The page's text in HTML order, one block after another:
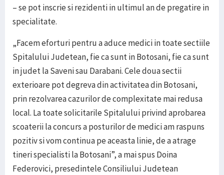
– se pot inscrie si rezidenti in ultimul an de pregatire in
specialitate.
„Facem eforturi pentru a aduce medici in toate sectiile
Spitalului Judetean, fie ca sunt in Botosani, fie ca sunt
in judet la Saveni sau Darabani. Cele doua sectii
exterioare pot degreva din activitatea din Botosani,
prin rezolvarea cazurilor de complexitate mai redusa
local. La toate solicitarile Spitalului privind aprobarea
scoaterii la concurs a posturilor de medici am raspuns
pozitiv si vom continua pe aceasta linie, de a atrage
tineri specialisti la Botosani”, a mai spus Doina
Federovici, presedintele Consiliului Judetean